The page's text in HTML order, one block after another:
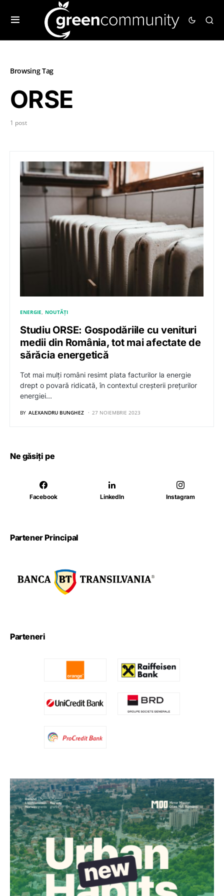
Browsing Tag
ORSE
1 post
ENERGIE NOUTĂȚI
Studiu ORSE: Gospodăriile cu venituri
medii din România, tot mai afectate de
sărăcia energetică
Tot mai mulți români resimt plata facturilor la energie
drept o povară ridicată, în contextul creșterii prețurilor
energiei…
BY ALEXANDRU BUNGHEZ 27 NOIEMBRIE 2023
Ne găsiți pe
Facebook LinkedIn Instagram
Partener Principal
Parteneri